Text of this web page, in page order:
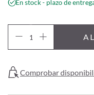
En stock - plazo de
A
Comprobar